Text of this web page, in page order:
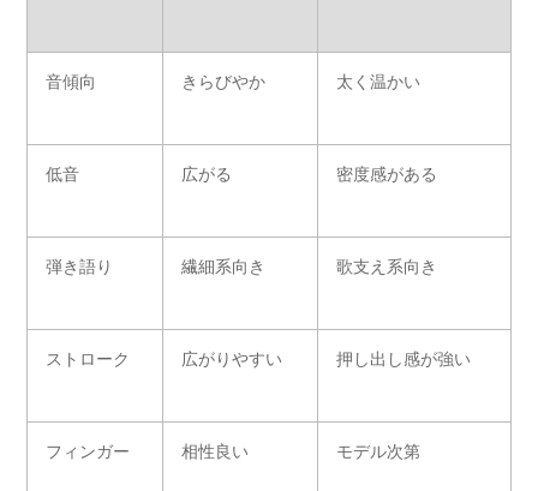
音傾向 きらびやか 太く温かい
低音 広がる 密度感がある
弾き語り 繊細系向き 歌支え系向き
ストローク 広がりやすい 押し出し感が強い
フィンガー 相性良い モデル次第